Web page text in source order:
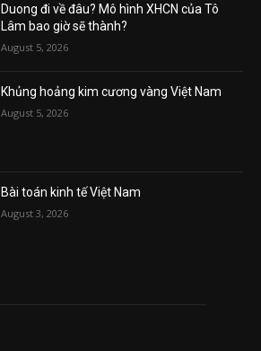
Duong đi về đâu? Mô hình XHCN của Tô
Lâm bao giờ sẽ thành?
August 5, 2026
Khủng hoảng kim cương vàng Việt Nam
August 5, 2026
Bài toán kinh tế Việt Nam
August 3, 2026